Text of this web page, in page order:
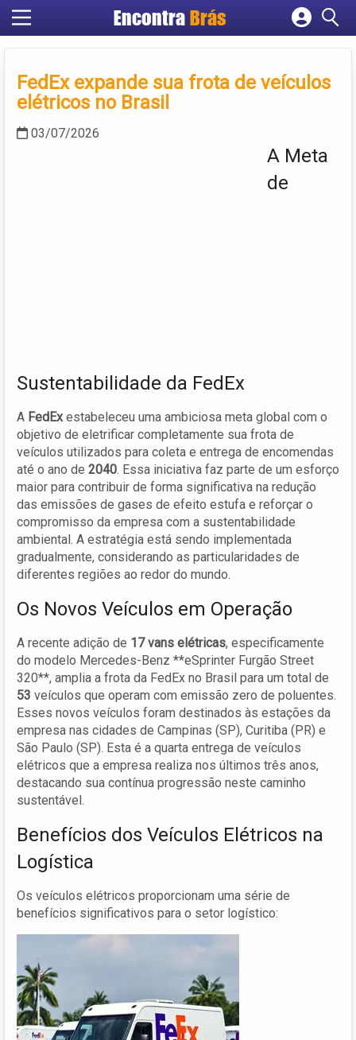
Encontra Brás
Cadastrar empresa
Criar conta
FedEx expande sua frota de veículos
elétricos no Brasil
03/07/2026
A Meta
de
Sustentabilidade da FedEx
A FedExestabeleceu uma ambiciosa meta global com o
objetivo de eletrificar completamente sua frota de
veículos utilizados para coleta e entrega de encomendas
até o ano de 2040. Essa iniciativa faz parte de um esforço
maior para contribuir de forma significativa na redução
das emissões de gases de efeito estufa e reforçar o
compromisso da empresa com a sustentabilidade
ambiental. A estratégia está sendo implementada
gradualmente, considerando as particularidades de
diferentes regiões ao redor do mundo.
Os Novos Veículos em Operação
A recente adição de 17 vans elétricas, especificamente
do modelo Mercedes-Benz **eSprinter Furgão Street
320**, amplia a frota da FedEx no Brasil para um total de
53 veículos que operam com emissão zero de poluentes.
Esses novos veículos foram destinados às estações da
empresa nas cidades de Campinas (SP), Curitiba (PR) e
São Paulo (SP). Esta é a quarta entrega de veículos
elétricos que a empresa realiza nos últimos três anos,
destacando sua contínua progressão neste caminho
sustentável.
Benefícios dos Veículos Elétricos na
Logística
Os veículos elétricos proporcionam uma série de
benefícios significativos para o setor logístico: